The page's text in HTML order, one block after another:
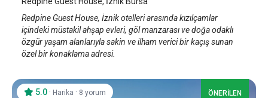
Redpine Guest House, İznik otelleri arasında kızılçamlar
içindeki müstakil ahşap evleri, göl manzarası ve doğa odaklı
özgür yaşam alanlarıyla sakin ve ilham verici bir kaçış sunan
özel bir konaklama adresi.
5.0 · Harika · 8 yorum ÖNERİLEN